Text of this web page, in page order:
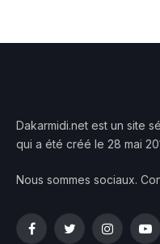
Dakarmidi.net est un site
qui a été créé le 28 mai
Nous sommes sociaux.
FacebookTwitterInstagram